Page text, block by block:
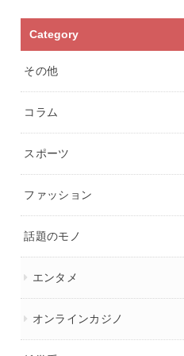
Category
その他
コラム
スポーツ
ファッション
話題のモノ
エンタメ
オンラインカジノ